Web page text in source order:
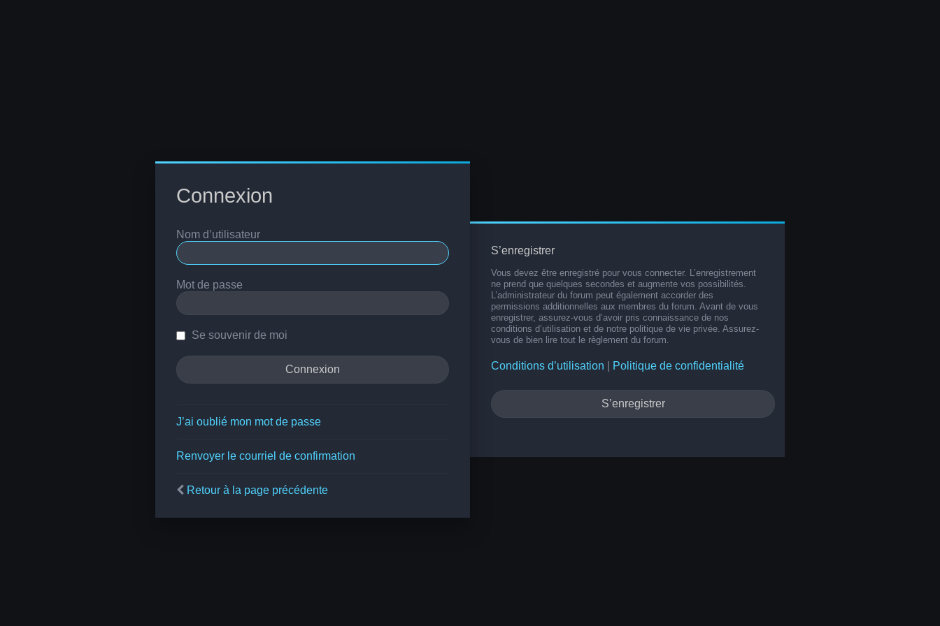
Connexion
Nom d’utilisateur
Mot de passe
Se souvenir de moi
J’ai oublié mon mot de passe
Renvoyer le courriel de confirmation
Retour à la page précédente
S’enregistrer
Vous devez être enregistré pour vous connecter. L’enregistrement
ne prend que quelques secondes et augmente vos possibilités.
L’administrateur du forum peut également accorder des
permissions additionnelles aux membres du forum. Avant de vous
enregistrer, assurez-vous d’avoir pris connaissance de nos
conditions d’utilisation et de notre politique de vie privée. Assurez-
vous de bien lire tout le règlement du forum.
Conditions d’utilisation Politique de confidentialité
S’enregistrer